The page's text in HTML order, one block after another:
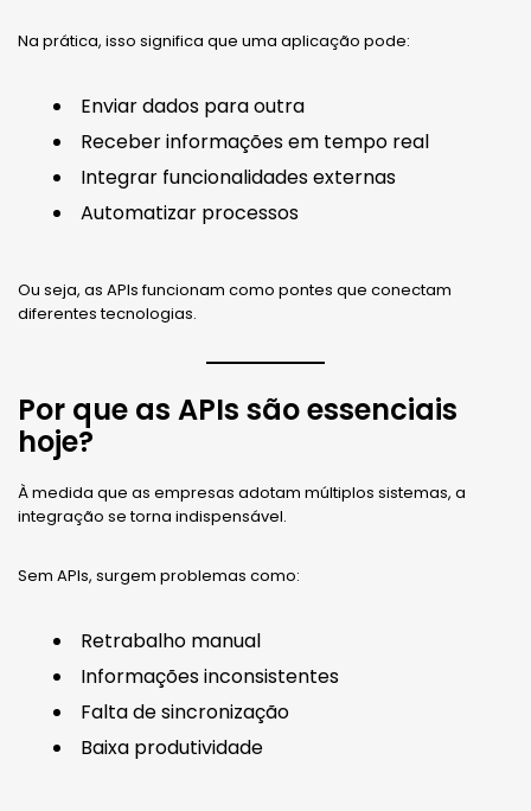
Na prática, isso significa que uma aplicação pode:
Enviar dados para outra
Receber informações em tempo real
Integrar funcionalidades externas
Automatizar processos
Ou seja, as APIs funcionam como pontes que conectam
diferentes tecnologias.
Por que as APIs são essenciais
hoje?
À medida que as empresas adotam múltiplos sistemas, a
integração se torna indispensável.
Sem APIs, surgem problemas como:
Retrabalho manual
Informações inconsistentes
Falta de sincronização
Baixa produtividade